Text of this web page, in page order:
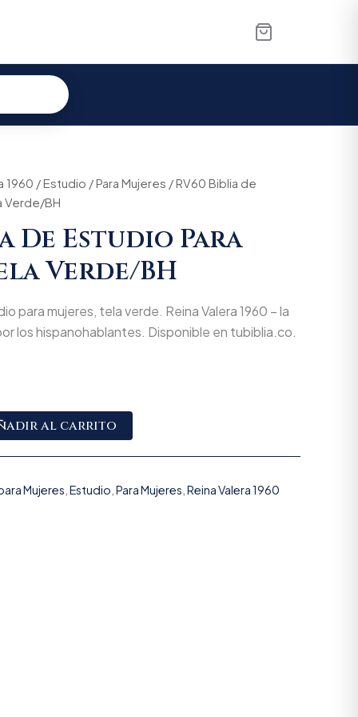
1960 /Estudio /Para Mujeres / RV60 Biblia de
Verde/BH
De Estudio Para
Verde/BH
para mujeres, tela verde. Reina Valera 1960 – la
los hispanohablantes. Disponible en tubiblia.co.
al carrito
Mujeres,Estudio,Para Mujeres,Reina Valera 1960